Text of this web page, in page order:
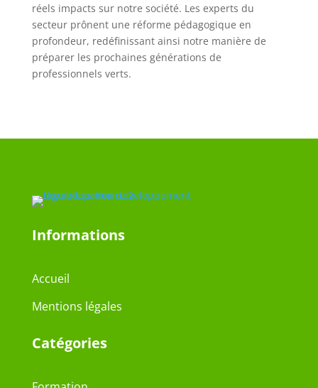
réels impacts sur notre société. Les experts du
secteur prônent une réforme pédagogique en
profondeur, redéfinissant ainsi notre manière de
préparer les prochaines générations de
professionnels verts.
Informations
Accueil
Mentions légales
Catégories